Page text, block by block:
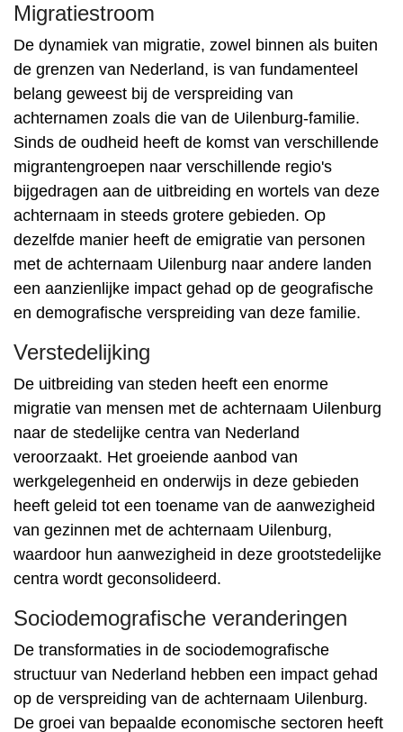
Migratiestroom
De dynamiek van migratie, zowel binnen als buiten
de grenzen van Nederland, is van fundamenteel
belang geweest bij de verspreiding van
achternamen zoals die van de Uilenburg-familie.
Sinds de oudheid heeft de komst van verschillende
migrantengroepen naar verschillende regio's
bijgedragen aan de uitbreiding en wortels van deze
achternaam in steeds grotere gebieden. Op
dezelfde manier heeft de emigratie van personen
met de achternaam Uilenburg naar andere landen
een aanzienlijke impact gehad op de geografische
en demografische verspreiding van deze familie.
Verstedelijking
De uitbreiding van steden heeft een enorme
migratie van mensen met de achternaam Uilenburg
naar de stedelijke centra van Nederland
veroorzaakt. Het groeiende aanbod van
werkgelegenheid en onderwijs in deze gebieden
heeft geleid tot een toename van de aanwezigheid
van gezinnen met de achternaam Uilenburg,
waardoor hun aanwezigheid in deze grootstedelijke
centra wordt geconsolideerd.
Sociodemografische veranderingen
De transformaties in de sociodemografische
structuur van Nederland hebben een impact gehad
op de verspreiding van de achternaam Uilenburg.
De groei van bepaalde economische sectoren heeft